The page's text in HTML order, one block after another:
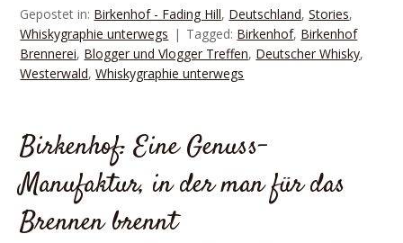
Gepostet in: Birkenhof - Fading Hill, Deutschland,Stories,
Whiskygraphie unterwegs
Tagged: Birkenhof, Birkenhof
Brennerei, Blogger und Vlogger Treffen, Deutscher Whisky,
Westerwald,Whiskygraphie unterwegs
Birkenhof: Eine Genuss-
Manufaktur, in der man für das
Brennen brennt